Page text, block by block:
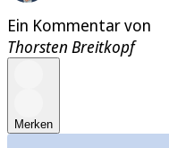
Ein Kommentar von
Thorsten Breitkopf
Merken